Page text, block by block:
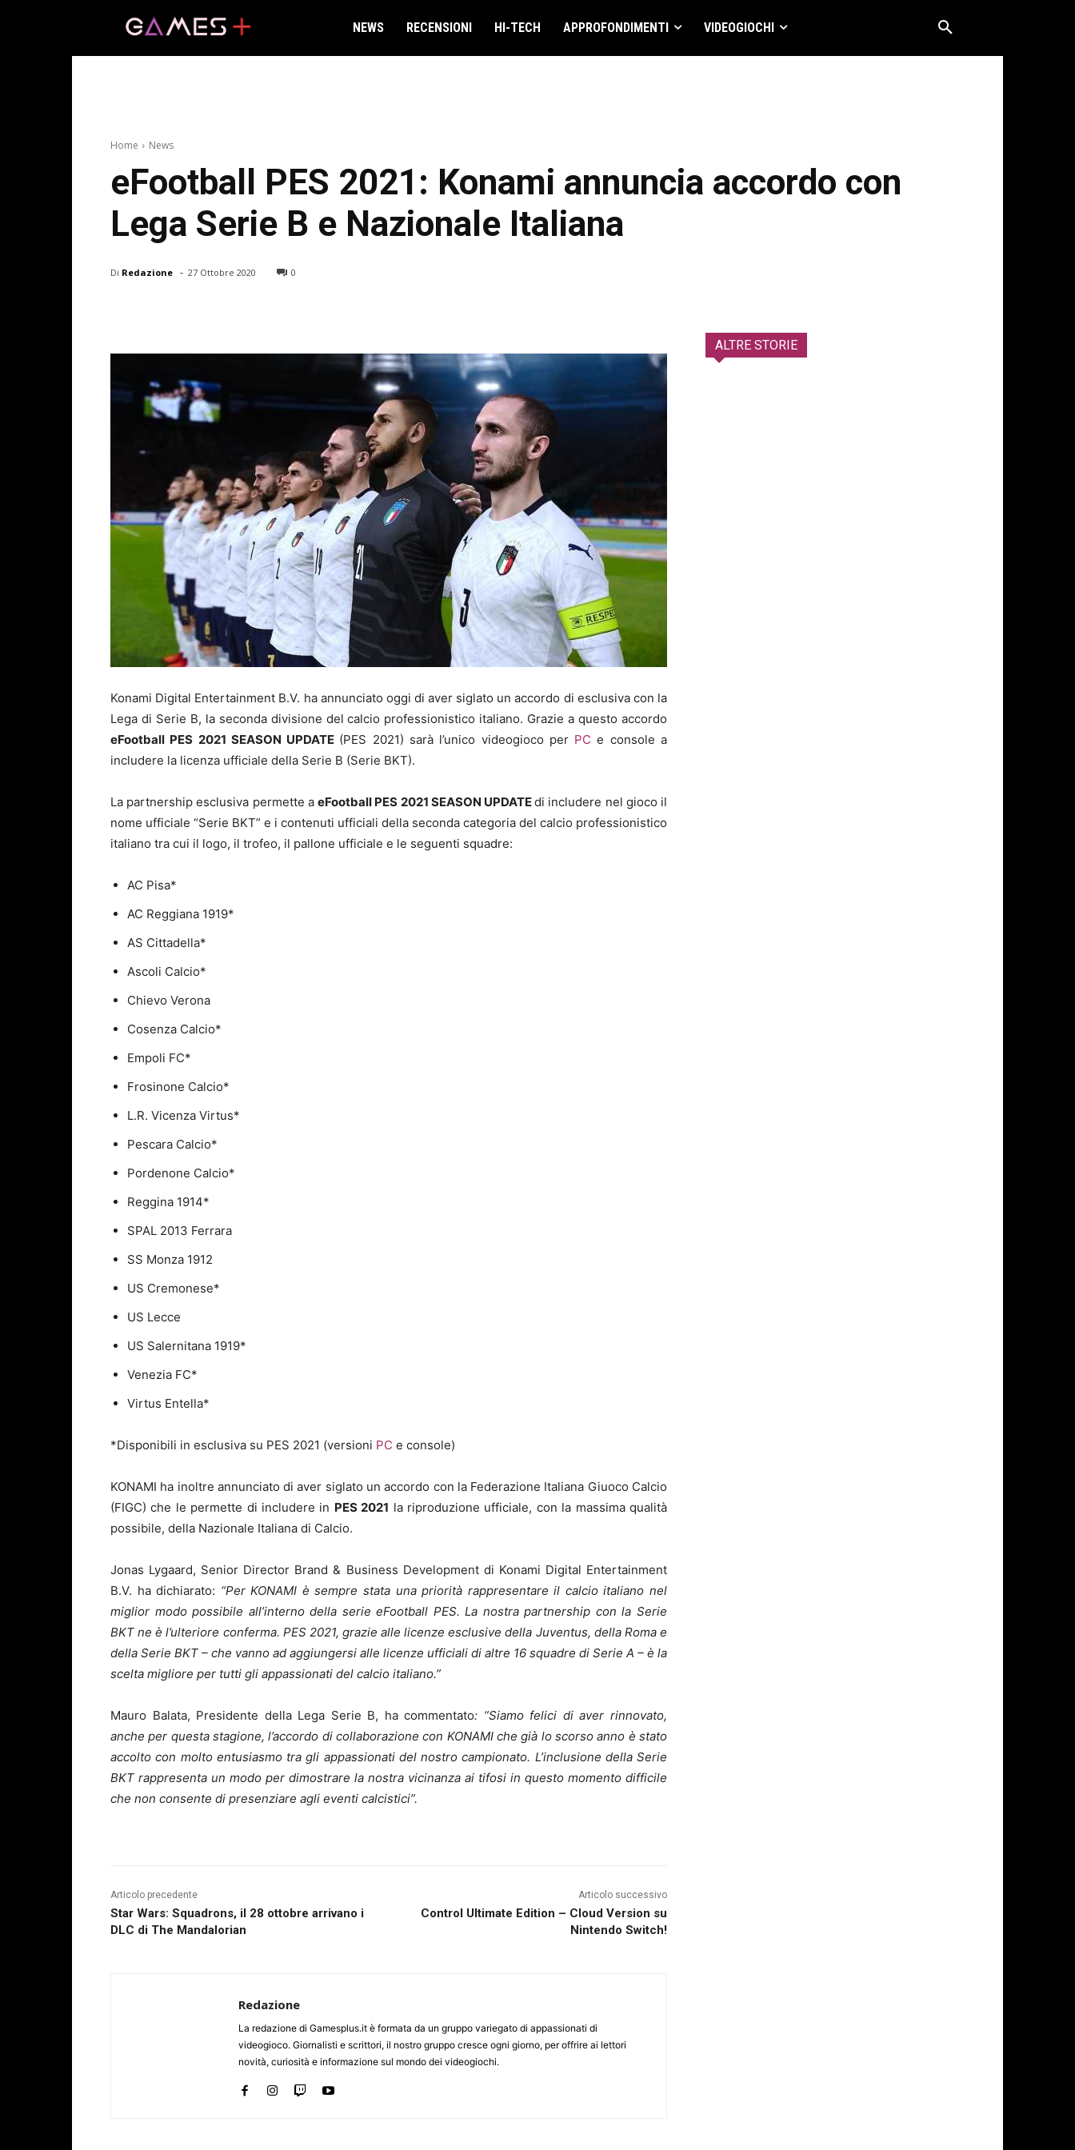
NEWS RECENSIONI HI-TECH APPROFONDIMENTI VIDEOGIOCHI
Home News
eFootball PES 2021: Konami annuncia accordo con
Lega Serie B e Nazionale Italiana
Di Redazione - 27 Ottobre 2020 0
Konami Digital Entertainment B.V. ha annunciato oggi di aver siglato un accordo di esclusiva con la
Lega di Serie B, la seconda divisione del calcio professionistico italiano. Grazie a questo accordo
eFootball PES 2021 SEASON UPDATE (PES 2021) sarà l’unico videogioco per PC e console a
includere la licenza ufficiale della Serie B (Serie BKT).
La partnership esclusiva permette aeFootball PES 2021 SEASON UPDATEdi includere nel gioco il
nome ufficiale “Serie BKT” e i contenuti ufficiali della seconda categoria del calcio professionistico
italiano tra cui il logo, il trofeo, il pallone ufficiale e le seguenti squadre:
AC Pisa*
AC Reggiana 1919*
AS Cittadella*
Ascoli Calcio*
Chievo Verona
Cosenza Calcio*
Empoli FC*
Frosinone Calcio*
L.R. Vicenza Virtus*
Pescara Calcio*
Pordenone Calcio*
Reggina 1914*
SPAL 2013 Ferrara
SS Monza 1912
US Cremonese*
US Lecce
US Salernitana 1919*
Venezia FC*
Virtus Entella*
*Disponibili in esclusiva su PES 2021 (versioni PC e console)
KONAMI ha inoltre annunciato di aver siglato un accordo con la Federazione Italiana Giuoco Calcio
(FIGC) che le permette di includere in PES 2021 la riproduzione ufficiale, con la massima qualità
possibile, della Nazionale Italiana di Calcio.
Jonas Lygaard, Senior Director Brand & Business Development di Konami Digital Entertainment
B.V. ha dichiarato: “Per KONAMI è sempre stata una priorità rappresentare il calcio italiano nel
miglior modo possibile all’interno della serie eFootball PES. La nostra partnership con la Serie
BKT ne è l’ulteriore conferma. PES 2021, grazie alle licenze esclusive della Juventus, della Roma e
della Serie BKT – che vanno ad aggiungersi alle licenze ufficiali di altre 16 squadre di Serie A – è la
scelta migliore per tutti gli appassionati del calcio italiano.”
Mauro Balata, Presidente della Lega Serie B, ha commentato: “Siamo felici di aver rinnovato,
anche per questa stagione, l’accordo di collaborazione con KONAMI che già lo scorso anno è stato
accolto con molto entusiasmo tra gli appassionati del nostro campionato. L’inclusione della Serie
BKT rappresenta un modo per dimostrare la nostra vicinanza ai tifosi in questo momento difficile
che non consente di presenziare agli eventi calcistici”.
Articolo precedente
Star Wars: Squadrons, il 28 ottobre arrivano i
DLC di The Mandalorian
Articolo successivo
Control Ultimate Edition – Cloud Version su
Nintendo Switch!
Redazione
La redazione di Gamesplus.it è formata da un gruppo variegato di appassionati di
videogioco. Giornalisti e scrittori, il nostro gruppo cresce ogni giorno, per offrire ai lettori
novità, curiosità e informazione sul mondo dei videogiochi.
ALTRE STORIE